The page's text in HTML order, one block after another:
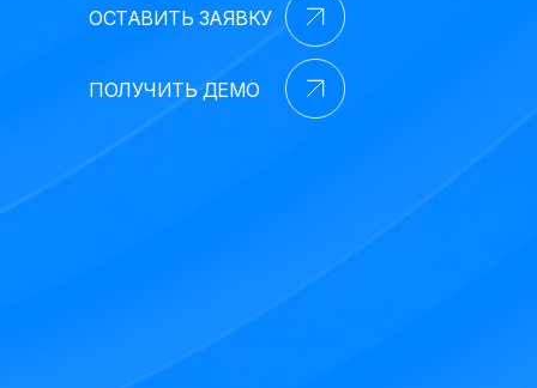
ПОЛУЧИТЬ ДЕМО
ОСТАВИТЬ ЗАЯВКУ